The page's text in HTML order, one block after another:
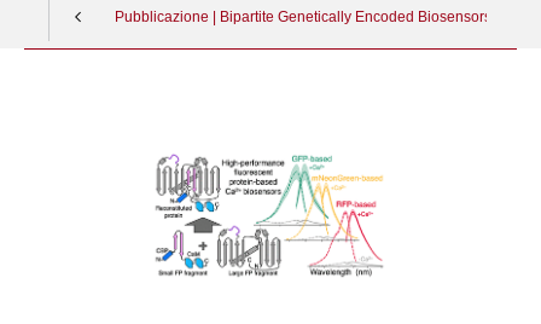
Pubblicazione | Bipartite Genetically Encoded Biosensors to